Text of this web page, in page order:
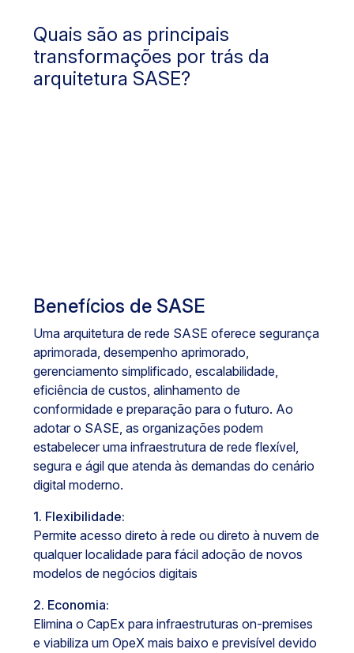
Quais são as principais
transformações por trás da
arquitetura SASE?
Benefícios de SASE
Uma arquitetura de rede SASE oferece segurança
aprimorada, desempenho aprimorado,
gerenciamento simplificado, escalabilidade,
eficiência de custos, alinhamento de
conformidade e preparação para o futuro. Ao
adotar o SASE, as organizações podem
estabelecer uma infraestrutura de rede flexível,
segura e ágil que atenda às demandas do cenário
digital moderno.
1. Flexibilidade:
Permite acesso direto à rede ou direto à nuvem de
qualquer localidade para fácil adoção de novos
modelos de negócios digitais
2. Economia:
Elimina o CapEx para infraestruturas on-premises
e viabiliza um OpeX mais baixo e previsível devido